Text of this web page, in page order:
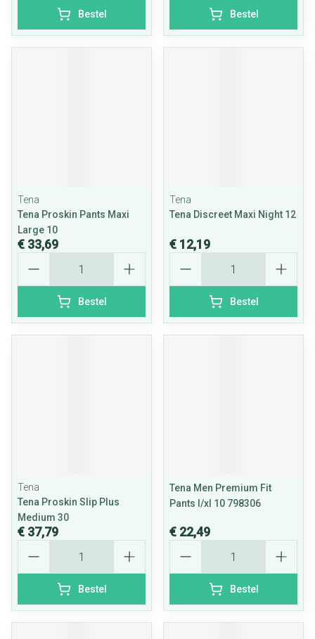
Bestel Bestel
Tena
Tena Proskin Pants Maxi
Large 10
€ 33,69
Bestel
Tena
Tena Discreet Maxi Night 12
€ 12,19
Bestel
Tena
Tena Proskin Slip Plus
Medium 30
€ 37,79
Bestel
Tena Men Premium Fit
Pants l/xl 10 798306
€ 22,49
Bestel